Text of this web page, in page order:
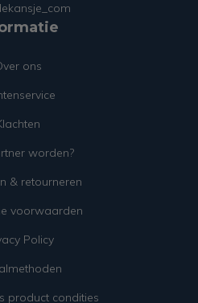
ons
worden?
& retourneren
voorwaarden
Policy
product condities